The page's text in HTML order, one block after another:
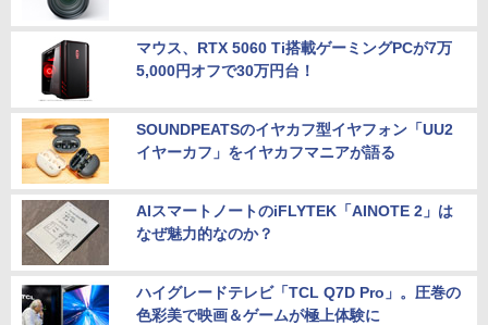
マウス、RTX 5060 Ti搭載ゲーミングPCが7万
5,000円オフで30万円台！
SOUNDPEATSのイヤカフ型イヤフォン「UU2
イヤーカフ」をイヤカフマニアが語る
AIスマートノートのiFLYTEK「AINOTE 2」は
なぜ魅力的なのか？
ハイグレードテレビ「TCL Q7D Pro」。圧巻の
色彩美で映画＆ゲームが極上体験に